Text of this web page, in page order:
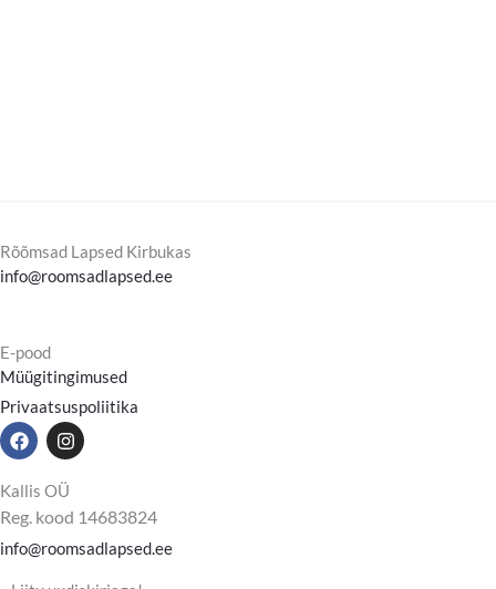
Rõõmsad Lapsed Kirbukas
info@roomsadlapsed.ee
E-pood
Müügitingimused
Privaatsuspoliitika
F
a
e
o
o
k
I
n
t
a
g
r
a
m
Kallis OÜ
Reg. kood 14683824
info@roomsadlapsed.ee